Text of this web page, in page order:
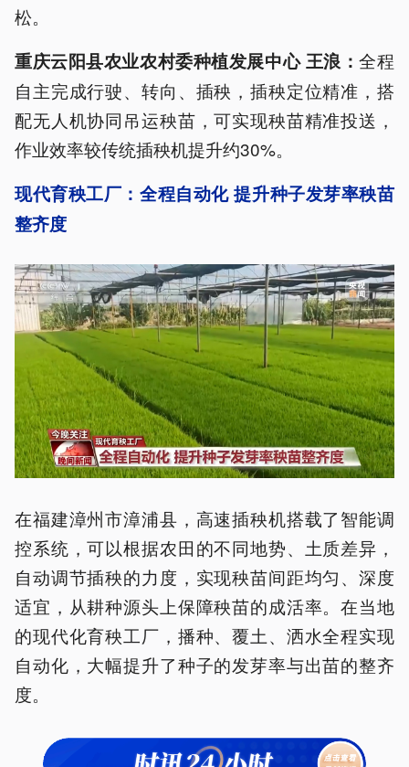
松。
重庆云阳县农业农村委种植发展中心 王浪：全程
自主完成行驶、转向、插秧，插秧定位精准，搭
配无人机协同吊运秧苗，可实现秧苗精准投送，
作业效率较传统插秧机提升约30%。
现代育秧工厂：全程自动化 提升种子发芽率秧苗
整齐度
在福建漳州市漳浦县，高速插秧机搭载了智能调
控系统，可以根据农田的不同地势、土质差异，
自动调节插秧的力度，实现秧苗间距均匀、深度
适宜，从耕种源头上保障秧苗的成活率。在当地
的现代化育秧工厂，播种、覆土、洒水全程实现
自动化，大幅提升了种子的发芽率与出苗的整齐
度。